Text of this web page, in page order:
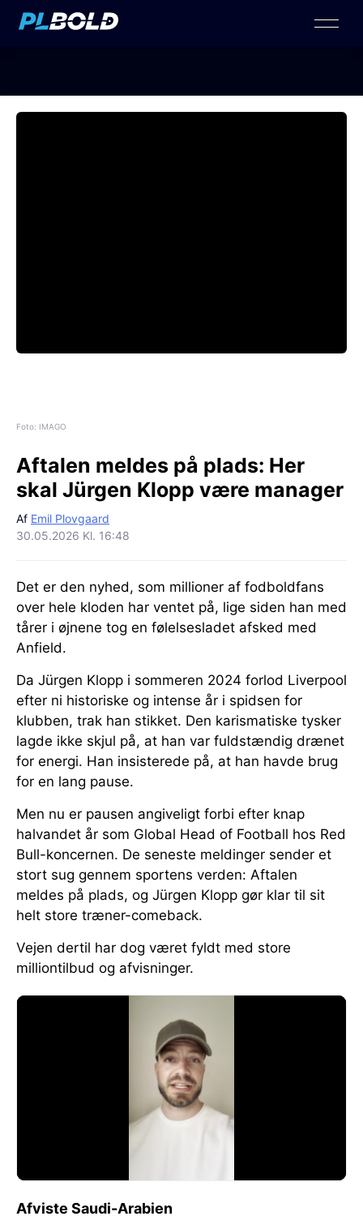
Foto: IMAGO
Aftalen meldes på plads: Her
skal Jürgen Klopp være manager
Af Emil Plovgaard
30.05.2026 Kl. 16:48
Det er den nyhed, som millioner af fodboldfans
over hele kloden har ventet på, lige siden han med
tårer i øjnene tog en følelsesladet afsked med
Anfield.
Da Jürgen Klopp i sommeren 2024 forlod Liverpool
efter ni historiske og intense år i spidsen for
klubben, trak han stikket. Den karismatiske tysker
lagde ikke skjul på, at han var fuldstændig drænet
for energi. Han insisterede på, at han havde brug
for en lang pause.
Men nu er pausen angiveligt forbi efter knap
halvandet år som Global Head of Football hos Red
Bull-koncernen. De seneste meldinger sender et
stort sug gennem sportens verden: Aftalen
meldes på plads, og Jürgen Klopp gør klar til sit
helt store træner-comeback.
Vejen dertil har dog været fyldt med store
milliontilbud og afvisninger.
Afviste Saudi-Arabien